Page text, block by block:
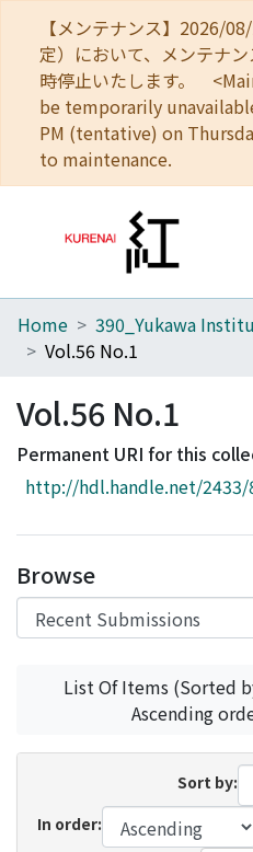
【メンテナンス】2026/
定）において、メンテナ
時停止いたします。
be temporarily
PM (tentative) on
to maintenance.
Home
Browse
Download Ranking
Access Statistics
Home
Vol.56 No.1
Vol.56 No.1
Permanent URI for this
http://hdl.handle.net/2433/
Browse
List Of Items (Sorted
Ascending
Sort by:
In order: